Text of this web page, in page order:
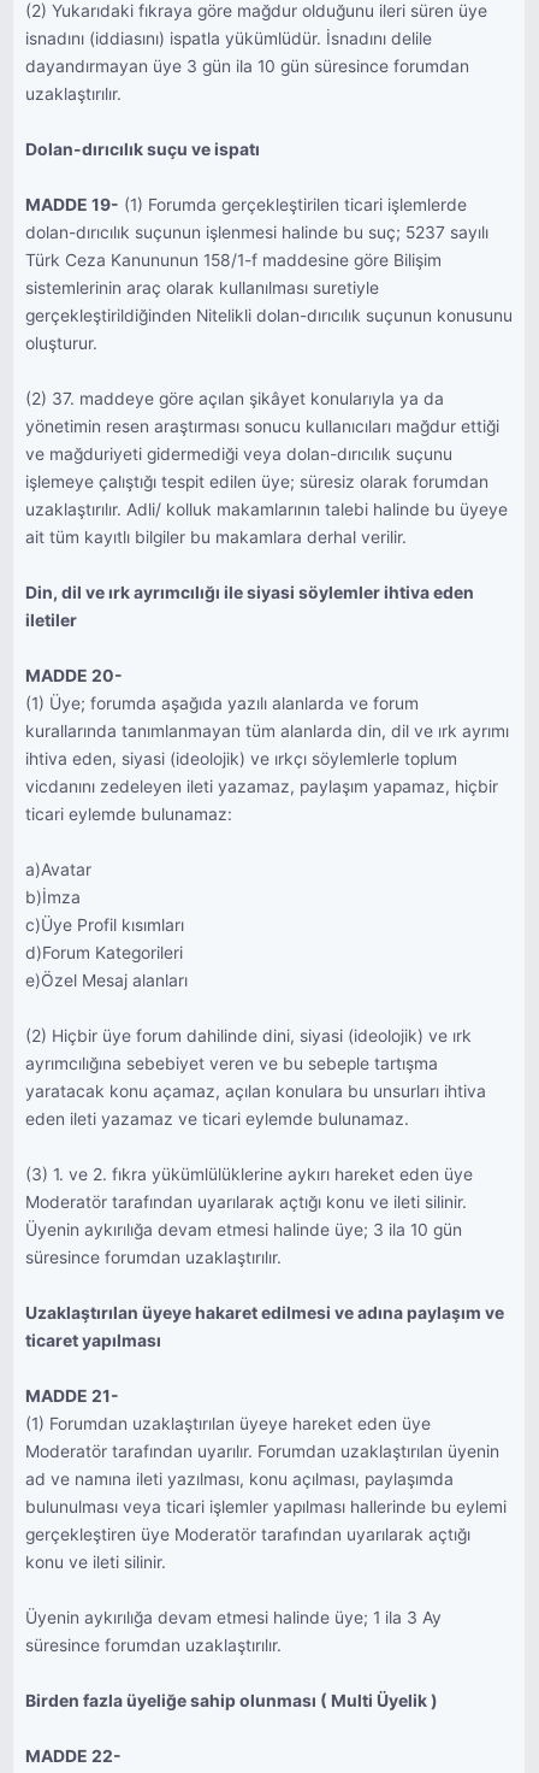
(2) Yukarıdaki fıkraya göre mağdur olduğunu ileri süren üye
isnadını (iddiasını) ispatla yükümlüdür. İsnadını delile
dayandırmayan üye 3 gün ila 10 gün süresince forumdan
uzaklaştırılır.
Dolan-dırıcılık suçu ve ispatı
MADDE 19- (1) Forumda gerçekleştirilen ticari işlemlerde
dolan-dırıcılık suçunun işlenmesi halinde bu suç; 5237 sayılı
Türk Ceza Kanununun 158/1-f maddesine göre Bilişim
sistemlerinin araç olarak kullanılması suretiyle
gerçekleştirildiğinden Nitelikli dolan-dırıcılık suçunun konusunu
oluşturur.
(2) 37. maddeye göre açılan şikâyet konularıyla ya da
yönetimin resen araştırması sonucu kullanıcıları mağdur ettiği
ve mağduriyeti gidermediği veya dolan-dırıcılık suçunu
işlemeye çalıştığı tespit edilen üye; süresiz olarak forumdan
uzaklaştırılır. Adli/ kolluk makamlarının talebi halinde bu üyeye
ait tüm kayıtlı bilgiler bu makamlara derhal verilir.
Din, dil ve ırk ayrımcılığı ile siyasi söylemler ihtiva eden
iletiler
MADDE 20-
(1) Üye; forumda aşağıda yazılı alanlarda ve forum
kurallarında tanımlanmayan tüm alanlarda din, dil ve ırk ayrımı
ihtiva eden, siyasi (ideolojik) ve ırkçı söylemlerle toplum
vicdanını zedeleyen ileti yazamaz, paylaşım yapamaz, hiçbir
ticari eylemde bulunamaz:
a)Avatar
b)İmza
c)Üye Profil kısımları
d)Forum Kategorileri
e)Özel Mesaj alanları
(2) Hiçbir üye forum dahilinde dini, siyasi (ideolojik) ve ırk
ayrımcılığına sebebiyet veren ve bu sebeple tartışma
yaratacak konu açamaz, açılan konulara bu unsurları ihtiva
eden ileti yazamaz ve ticari eylemde bulunamaz.
(3) 1. ve 2. fıkra yükümlülüklerine aykırı hareket eden üye
Moderatör tarafından uyarılarak açtığı konu ve ileti silinir.
Üyenin aykırılığa devam etmesi halinde üye; 3 ila 10 gün
süresince forumdan uzaklaştırılır.
Uzaklaştırılan üyeye hakaret edilmesi ve adına paylaşım ve
ticaret yapılması
MADDE 21-
(1) Forumdan uzaklaştırılan üyeye hareket eden üye
Moderatör tarafından uyarılır. Forumdan uzaklaştırılan üyenin
ad ve namına ileti yazılması, konu açılması, paylaşımda
bulunulması veya ticari işlemler yapılması hallerinde bu eylemi
gerçekleştiren üye Moderatör tarafından uyarılarak açtığı
konu ve ileti silinir.
Üyenin aykırılığa devam etmesi halinde üye; 1 ila 3 Ay
süresince forumdan uzaklaştırılır.
Birden fazla üyeliğe sahip olunması ( Multi Üyelik )
MADDE 22-